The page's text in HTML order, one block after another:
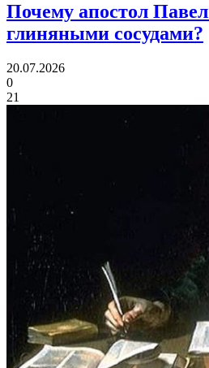
Почему апостол Павел
глиняными сосудами?
20.07.2026
0
21